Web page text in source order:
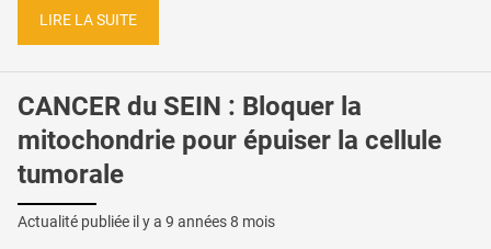
LIRE LA SUITE
CANCER du SEIN : Bloquer la
mitochondrie pour épuiser la cellule
tumorale
Actualité publiée il y a 9 années 8 mois